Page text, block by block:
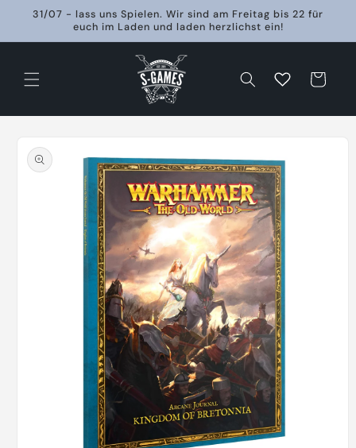
zum
31/07 - lass uns Spielen. Wir sind am Freitag bis 22 für
euch im Laden und laden herzlichst ein!
Warenkorb